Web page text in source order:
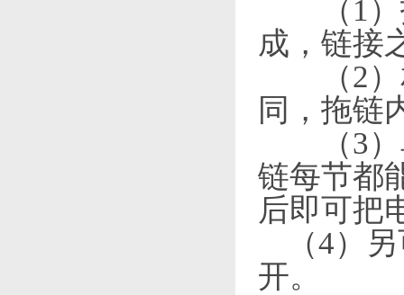
（ 1
成，链接
（2
同，拖链
（3）
链每节都
后即可把
（4）
开。